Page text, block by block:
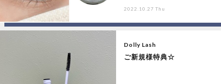
2022.10.27 Thu
Dolly Lash
ご新規様特典☆